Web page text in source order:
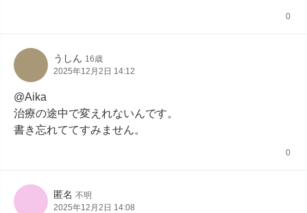
0
うしん 16歳
2025年12月2日 14:12
@Aika
治療の途中で変えれないんです。
書き忘れててすみません。
0
匿名 不明
2025年12月2日 14:08